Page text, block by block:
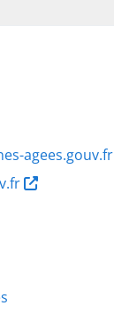
agees.gouv.fr